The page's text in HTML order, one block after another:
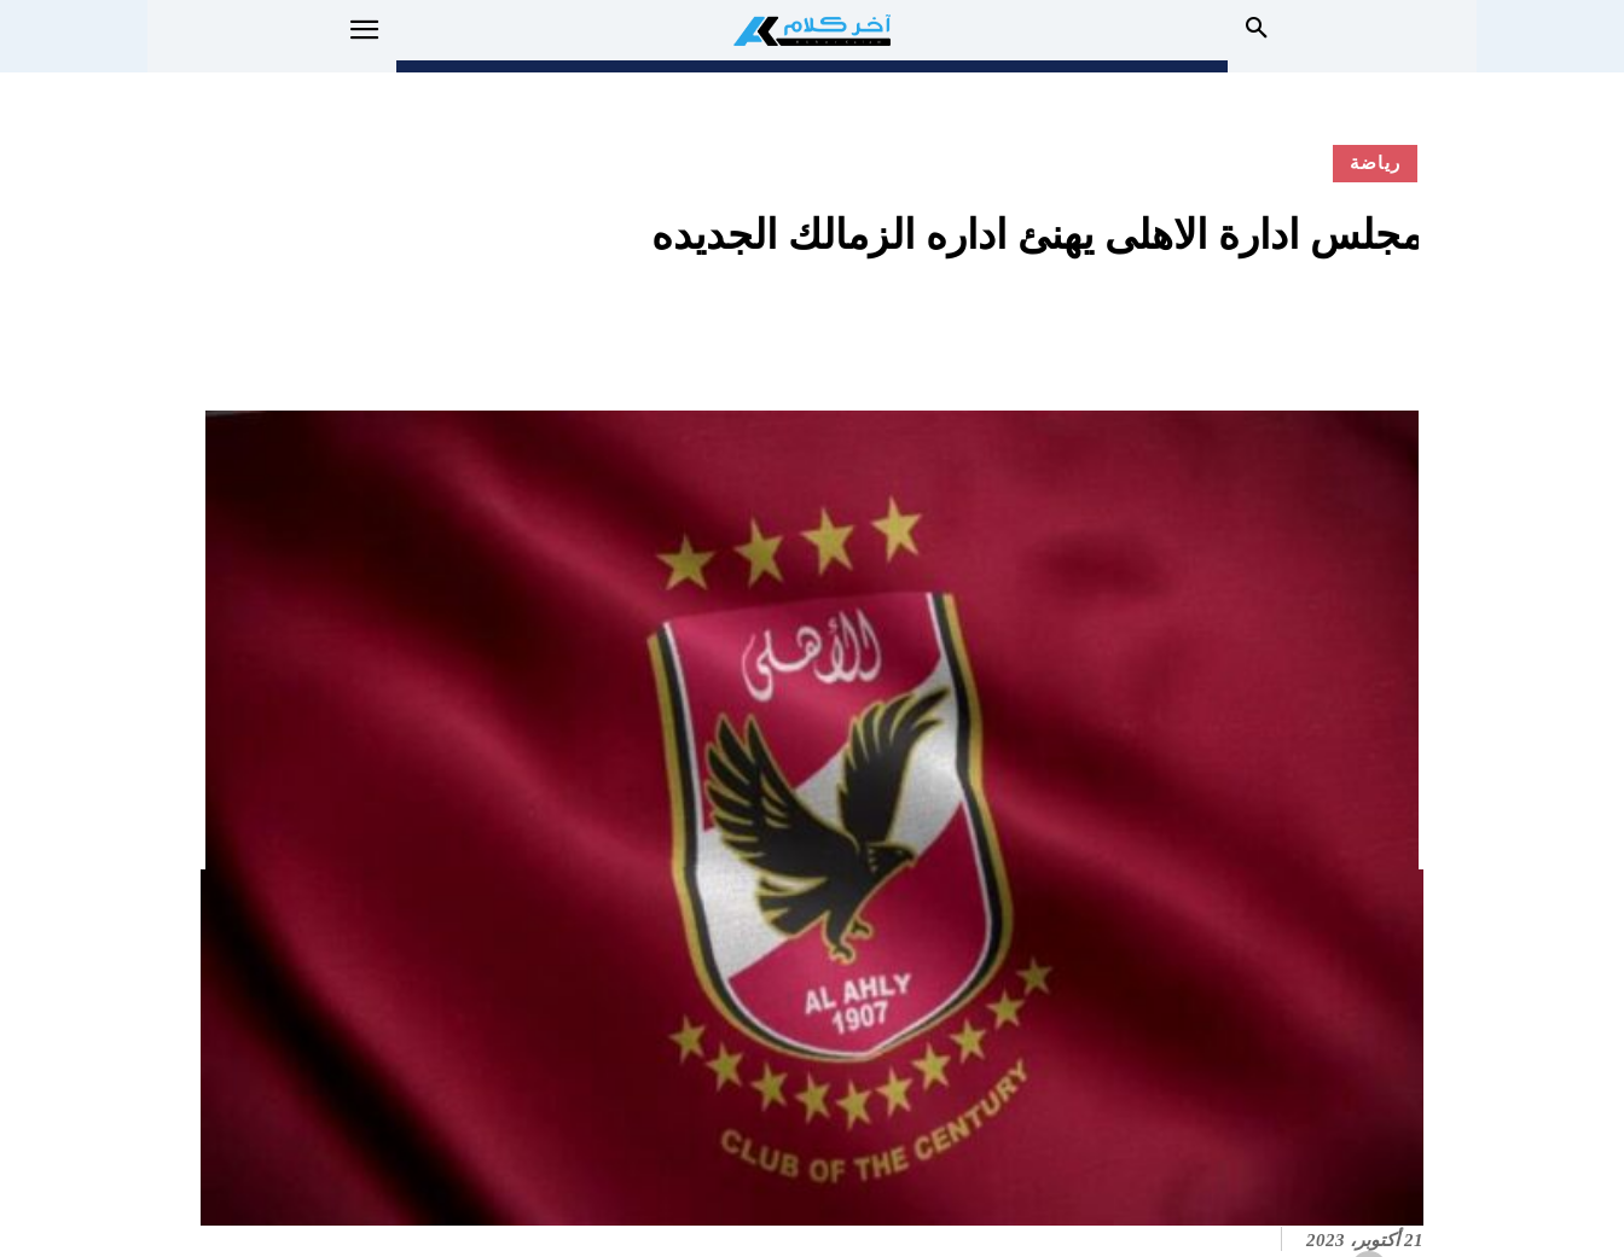
رياضة
مجلس ادارة الاهلى يهنئ اداره الزمالك الجديده
21 أكتوبر، 2023